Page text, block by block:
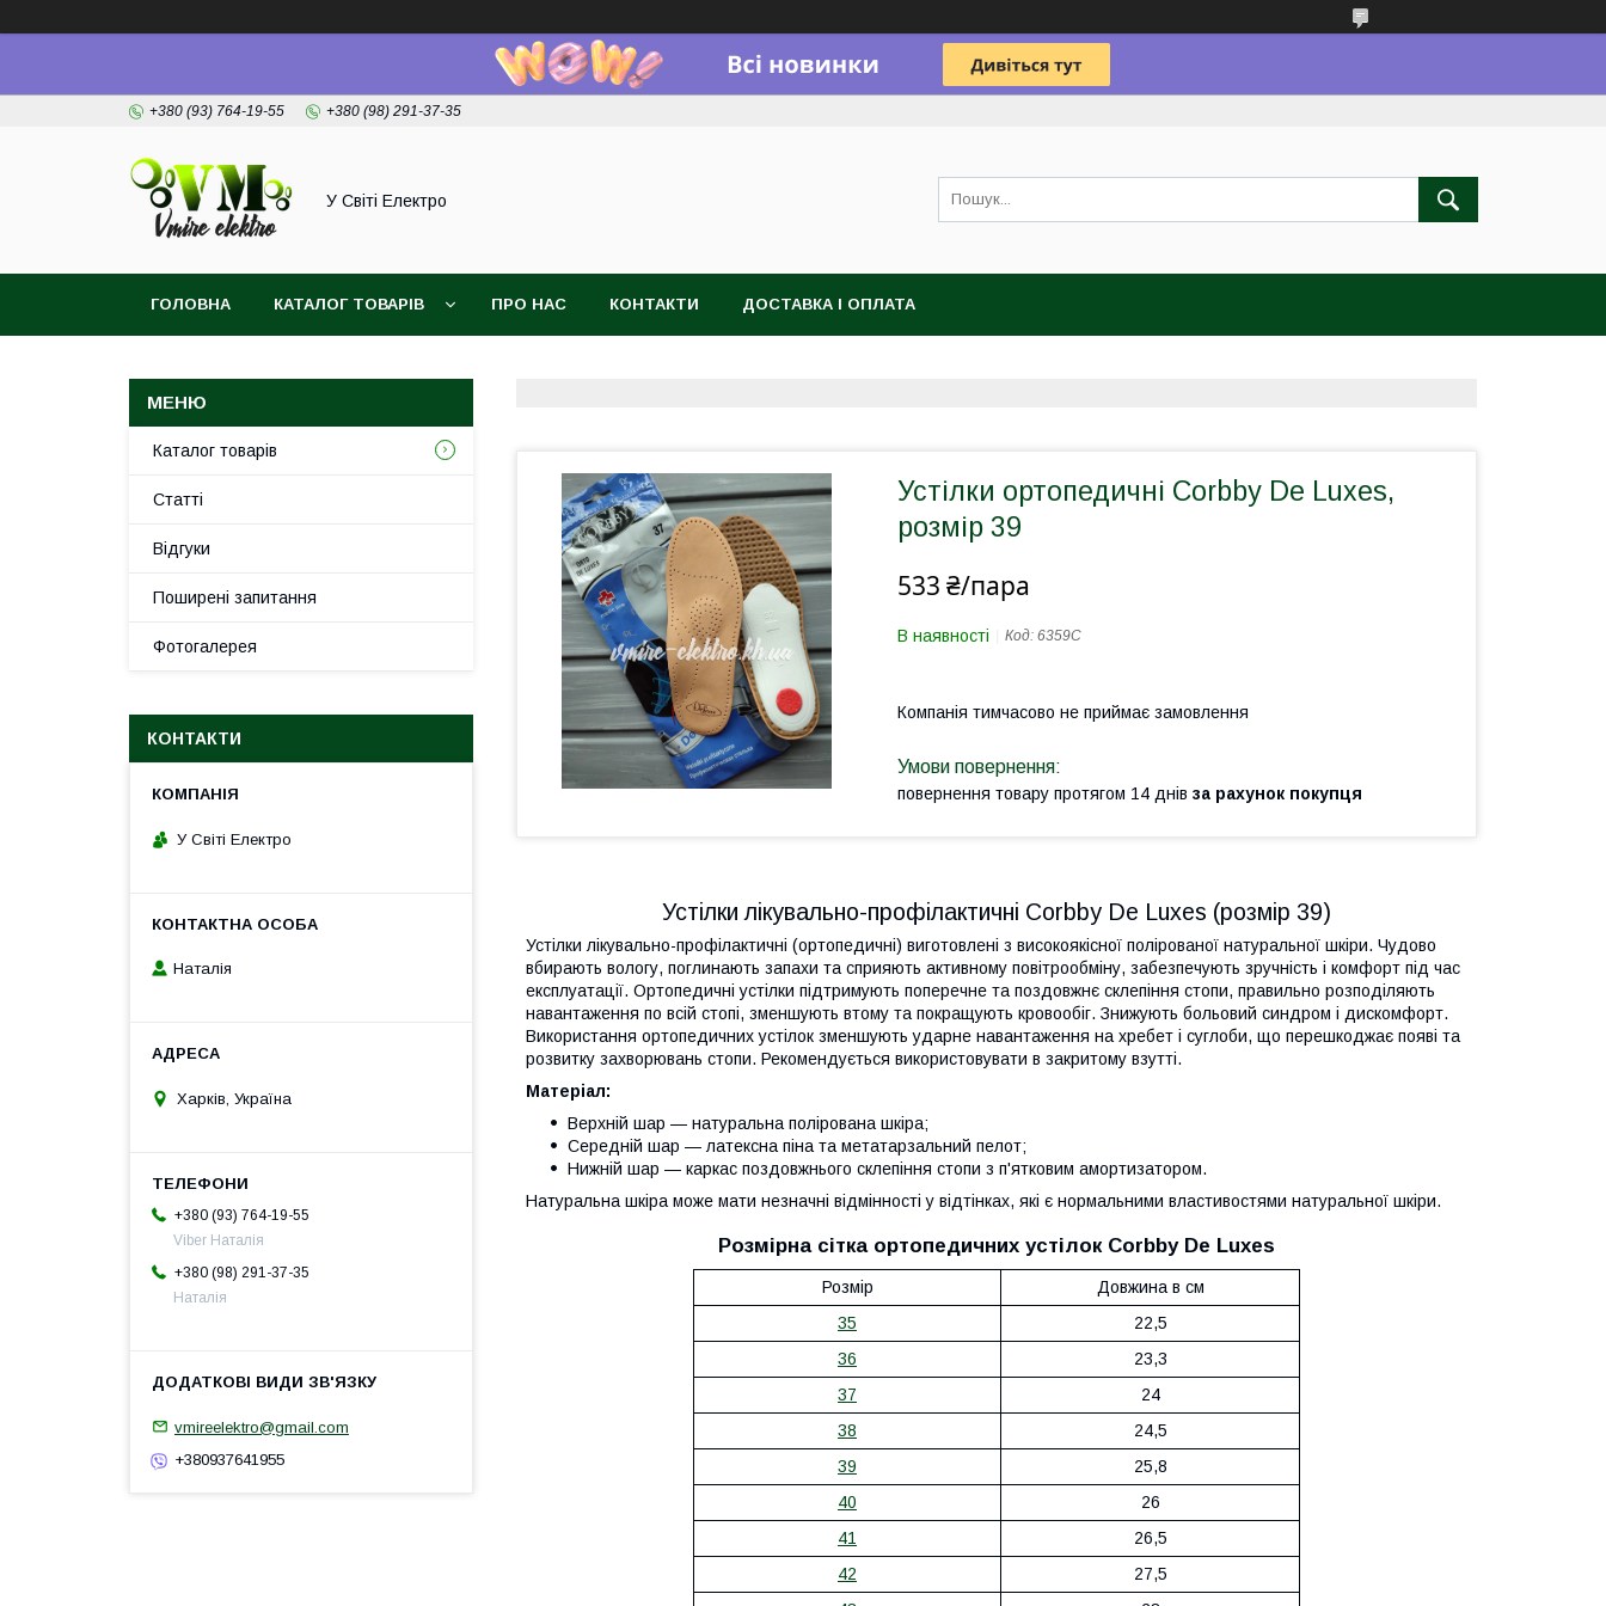
+380 (93) 764-19-55 +380 (98) 291-37-35
У Світі Електро
ГОЛОВНА КАТАЛОГ ТОВАРІВ ПРО НАС КОНТАКТИ ДОСТАВКА І ОПЛАТА
Устілки ортопедичні Corbby De Luxes,
розмір 39
533 ₴/пара
В наявності Код: 6359C
Компанія тимчасово не приймає замовлення
повернення товару протягом 14 днів за рахунок покупця
Устілки лікувально-профілактичні Corbby De Luxes (розмір 39)
Устілки лікувально-профілактичні (ортопедичні) виготовлені з високоякісної полірованої натуральної шкіри. Чудово
вбирають вологу, поглинають запахи та сприяють активному повітрообміну, забезпечують зручність і комфорт під час
експлуатації. Ортопедичні устілки підтримують поперечне та поздовжнє склепіння стопи, правильно розподіляють
навантаження по всій стопі, зменшують втому та покращують кровообіг. Знижують больовий синдром і дискомфорт.
Використання ортопедичних устілок зменшують ударне навантаження на хребет і суглоби, що перешкоджає появі та
розвитку захворювань стопи. Рекомендується використовувати в закритому взутті.
Матеріал:
Верхній шар — натуральна полірована шкіра;
Середній шар — латексна піна та метатарзальний пелот;
Нижній шар — каркас поздовжнього склепіння стопи з п'ятковим амортизатором.
Натуральна шкіра може мати незначні відмінності у відтінках, які є нормальними властивостями натуральної шкіри.
Розмірна сітка ортопедичних устілок Corbby De Luxes
Розмір
Довжина в см
35
22,5
36
23,3
37
24
38
24,5
39
25,8
40
26
41
26,5
42
27,5
Каталог товарів
Статті
Відгуки
Поширені запитання
Фотогалерея
КОНТАКТИ
У Світі Електро
Наталія
Харків, Україна
+380 (93) 764-19-55
Viber Наталія
+380 (98) 291-37-35
Наталія
vmireelektro@gmail.com
+380937641955